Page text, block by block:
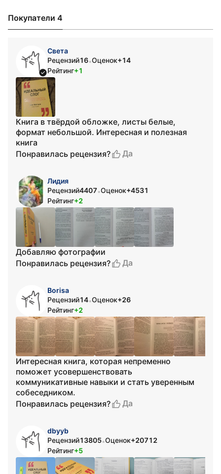
Покупатели 4
Света
Рецензий16•Оценок+14
Рейтинг+1
Книга в твёрдой обложке, листы белые,
формат небольшой. Интересная и полезная
книга
Понравилась рецензия?
Да
Лидия
Рецензий4407•Оценок+4531
Рейтинг+2
Добавляю фотографии
Понравилась рецензия?
Да
Borisa
Рецензий14•Оценок+26
Рейтинг+2
Интересная книга, которая непременно
поможет усовершенствовать
коммуникативные навыки и стать уверенным
собеседником.
Понравилась рецензия?
Да
dbyyb
Рецензий13805•Оценок+20712
Рейтинг+5